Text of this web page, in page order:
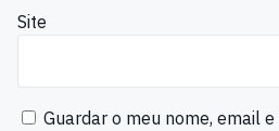
Site
Guardar o meu nome, email